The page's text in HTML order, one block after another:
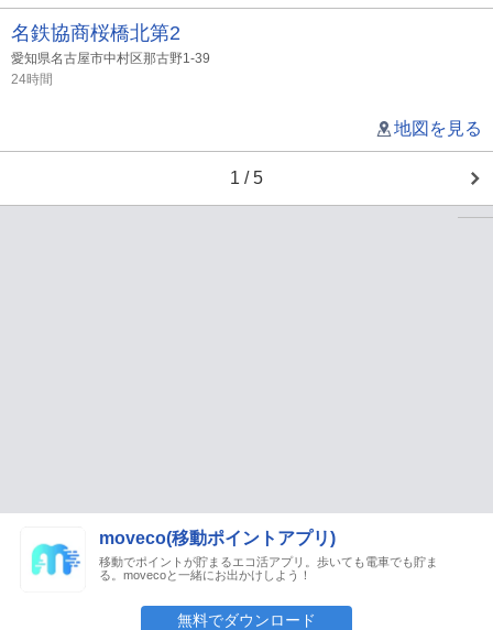
名鉄協商桜橋北第2
愛知県名古屋市中村区那古野1-39
24時間
地図を見る
1 / 5
moveco(移動ポイントアプリ)
移動でポイントが貯まるエコ活アプリ。歩いても電車でも貯ま
る。movecoと一緒にお出かけしよう！
無料でダウンロード